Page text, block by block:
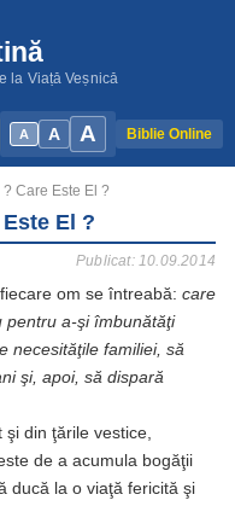
la Viață Veșnică
A A A Biblie Online
Care Este El ?
El ?
Publicat: 10.09.2014
om se întreabă: care
pentru a-şi îmbunătăţi
necesităţile familiei, să
şi, apoi, să dispară
şi din ţările vestice,
de a acumula bogăţii
ducă la o viaţă fericită şi